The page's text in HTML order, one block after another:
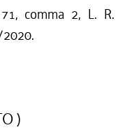
comma 2, L. R.
)